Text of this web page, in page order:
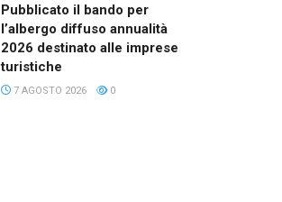
Pubblicato il bando per
l’albergo diffuso annualità
2026 destinato alle imprese
turistiche
7 AGOSTO 2026 0